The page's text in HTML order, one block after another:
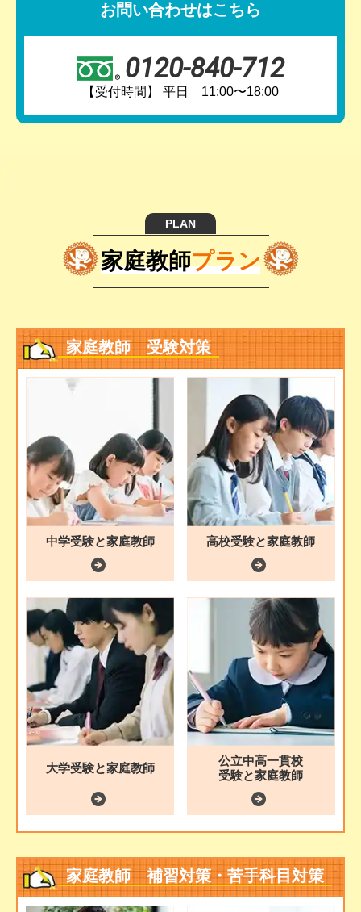
お問い合わせはこちら
0120-840-712
【受付時間】 平日 11:00〜18:00
PLAN
家庭教師プラン
家庭教師 受験対策
中学受験と家庭教師 高校受験と家庭教師
大学受験と家庭教師
公立中高一貫校
受験と家庭教師
家庭教師 補習対策・苦手科目対策